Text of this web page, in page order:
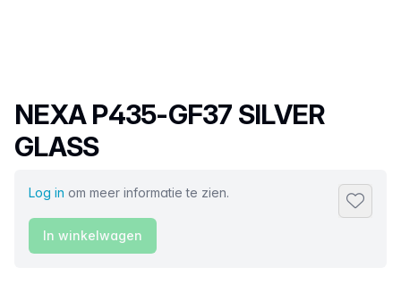
Productnaam
NEXA P435-GF37 SILVER
GLASS
Log in om meer informatie te zien.
In winkelwagen